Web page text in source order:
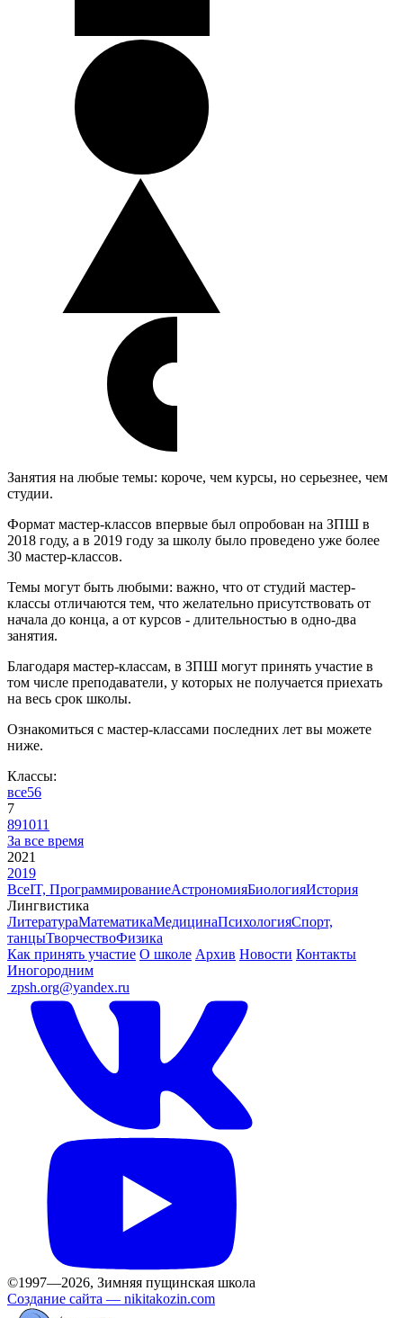
Занятия на любые темы: короче, чем курсы, но серьезнее, чем
студии.
Формат мастер-классов впервые был опробован на ЗПШ в
2018 году, а в 2019 году за школу было проведено уже более
30 мастер-классов.
Темы могут быть любыми: важно, что от студий мастер-
классы отличаются тем, что желательно присутствовать от
начала до конца, а от курсов - длительностью в одно-два
занятия.
Благодаря мастер-классам, в ЗПШ могут принять участие в
том числе преподаватели, у которых не получается приехать
на весь срок школы.
Ознакомиться с мастер-классами последних лет вы можете
ниже.
Классы:
все56
7
891011
За все время
2021
2019
ВсеIT, ПрограммированиеАстрономияБиологияИстория
Лингвистика
ЛитератураМатематикаМедицинаПсихологияСпорт,
танцыТворчествоФизика
Как принять участие О школе Архив Новости Контакты
Иногородним
zpsh.org@yandex.ru
©1997—2026, Зимняя пущинская школа
Создание сайта — nikitakozin.com